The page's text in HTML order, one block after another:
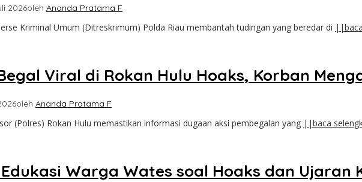
2026oleh Ananda Pratama F
Kriminal Umum (Ditreskrimum) Polda Riau membantah tudingan yang beredar di
Viral di Rokan Hulu Hoaks, Korban
oleh Ananda Pratama F
(Polres) Rokan Hulu memastikan informasi dugaan aksi pembegalan yang ||baca
Warga Wates soal Hoaks dan Ujaran